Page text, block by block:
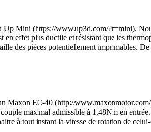
Up Mini
.
effet plus ductile et résistant que les
des pièces potentiellement imprimables.
Maxon EC-40
maximal admissible à 1.48Nm en
à tout instant la vitesse de rotation de